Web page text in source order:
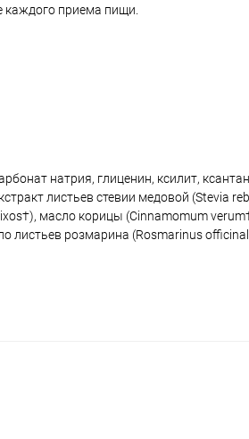
каждого приема пищи.
натрия, глиценин, ксилит,
листьев стевии медовой (Stevia
масло корицы (Cinnamomum
листьев розмарина (Rosmarinus